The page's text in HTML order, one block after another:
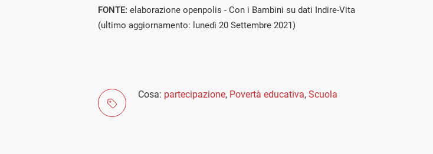
FONTE: elaborazione openpolis - Con i Bambini su dati Indire-Vita
(ultimo aggiornamento: lunedì 20 Settembre 2021)
Cosa: partecipazione, Povertà educativa, Scuola